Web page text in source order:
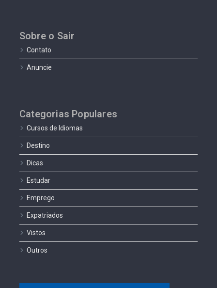
Sobre o Sair
Contato
Anuncie
Categorias Populares
Cursos de Idiomas
Destino
Dicas
Estudar
Emprego
Expatriados
Vistos
Outros